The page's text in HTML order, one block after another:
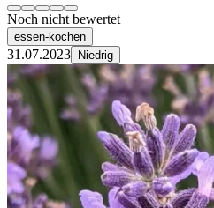
Noch nicht bewertet
essen-kochen
31.07.2023 Niedrig